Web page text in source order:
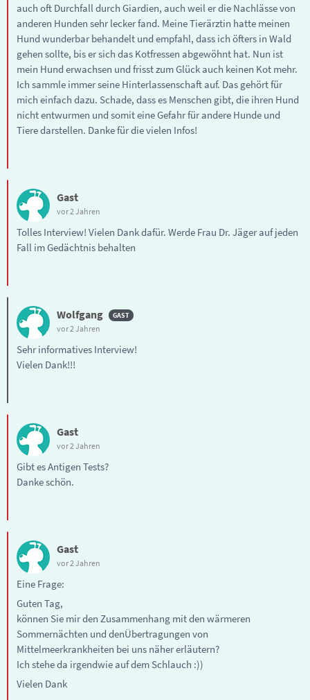
auch oft Durchfall durch Giardien, auch weil er die Nachlässe von
anderen Hunden sehr lecker fand. Meine Tierärztin hatte meinen
Hund wunderbar behandelt und empfahl, dass ich öfters in Wald
gehen sollte, bis er sich das Kotfressen abgewöhnt hat. Nun ist
mein Hund erwachsen und frisst zum Glück auch keinen Kot mehr.
Ich sammle immer seine Hinterlassenschaft auf. Das gehört für
mich einfach dazu. Schade, dass es Menschen gibt, die ihren Hund
nicht entwurmen und somit eine Gefahr für andere Hunde und
Tiere darstellen. Danke für die vielen Infos!
Gast
vor 2 Jahren
Tolles Interview! Vielen Dank dafür. Werde Frau Dr. Jäger auf jeden
Fall im Gedächtnis behalten
Wolfgang
vor 2 Jahren
Sehr informatives Interview!
Vielen Dank!!!
Gast
vor 2 Jahren
Gibt es Antigen Tests?
Danke schön.
Gast
vor 2 Jahren
Eine Frage:
Guten Tag,
können Sie mir den Zusammenhang mit den wärmeren
Sommernächten und denÜbertragungen von
Mittelmeerkrankheiten bei uns näher erläutern?
Ich stehe da irgendwie auf dem Schlauch :))
Vielen Dank